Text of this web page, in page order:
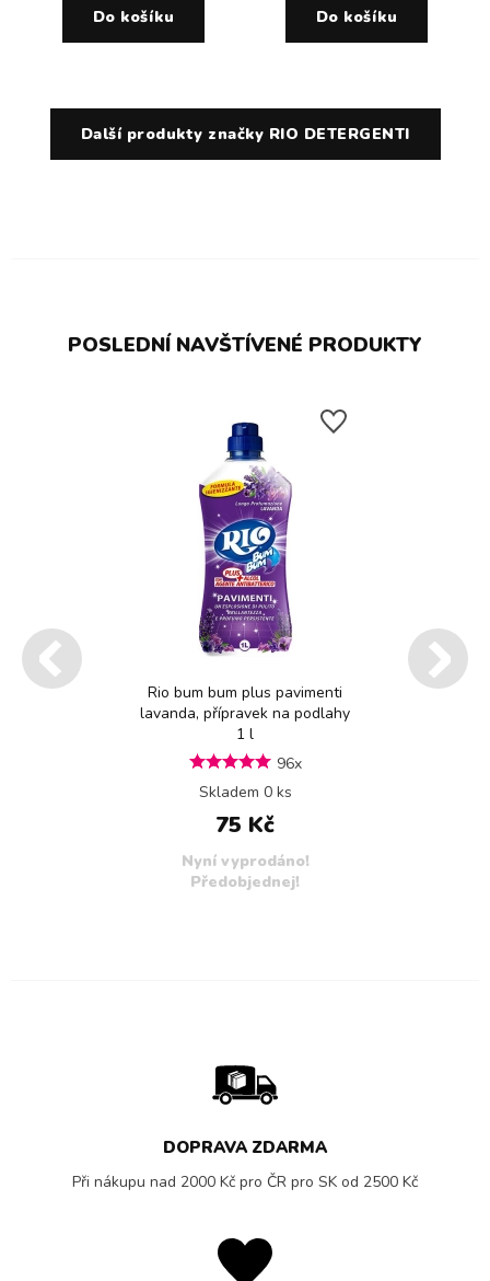
Do košíku Do košíku
Další produkty značky RIO DETERGENTI
POSLEDNÍ NAVŠTÍVENÉ PRODUKTY
Rio bum bum plus pavimenti
lavanda, přípravek na podlahy
1 l
96x
Skladem 0 ks
75 Kč
Nyní vyprodáno!
Předobjednej!
DOPRAVA ZDARMA
Při nákupu nad 2000 Kč pro ČR pro SK od 2500 Kč